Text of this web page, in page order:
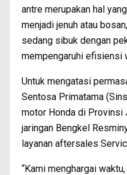
antre merupakan hal
menjadi jenuh atau
sedang sibuk dengan
mempengaruhi efisiensi
Untuk mengatasi
Sentosa Primatama
motor Honda di Provinsi
jaringan Bengkel
layanan aftersales
“Kami menghargai